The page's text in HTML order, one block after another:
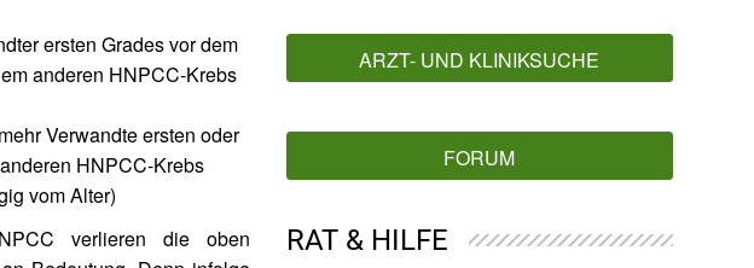
ersten Grades vor dem
anderen HNPCC-Krebs
Verwandte ersten oder
HNPCC-Krebs
vom Alter)
verlieren die oben
ARZT- UND KLINIKSUCHE
FORUM
RAT & HILFE